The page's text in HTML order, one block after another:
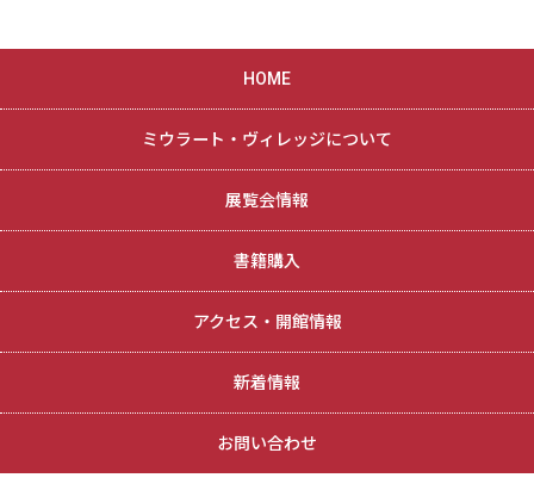
HOME
ミウラート・ヴィレッジについて
展覧会情報
書籍購入
アクセス・開館情報
新着情報
お問い合わせ